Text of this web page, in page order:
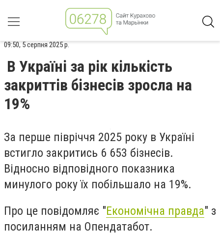
09:50, 5 серпня 2025 р.
В Україні за рік кількість
закриттів бізнесів зросла на
19%
За перше півріччя 2025 року в Україні
встигло закритись 6 653 бізнесів.
Відносно відповідного показника
минулого року їх побільшало на 19%.
Про це повідомляє "Економічна правда" з
посиланням на Опендатабот.